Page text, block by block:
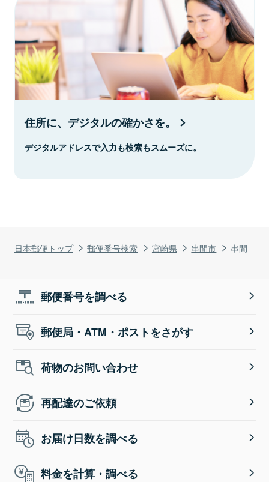
日本郵便トップ 郵便番号検索 宮崎県 串間市 串間
住所に、デジタルの確かさを。
デジタルアドレスで入力も検索もスムーズに。
郵便番号を調べる
郵便局・ATM・ポストをさがす
荷物のお問い合わせ
再配達のご依頼
お届け日数を調べる
料金を計算・調べる